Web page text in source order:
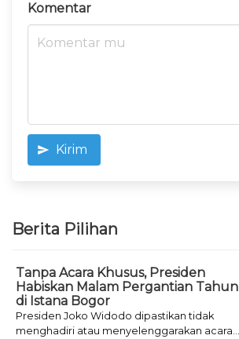
Komentar
Kirim
Berita Pilihan
Tanpa Acara Khusus, Presiden
Habiskan Malam Pergantian Tahun
di Istana Bogor
Presiden Joko Widodo dipastikan tidak
menghadiri atau menyelenggarakan acara